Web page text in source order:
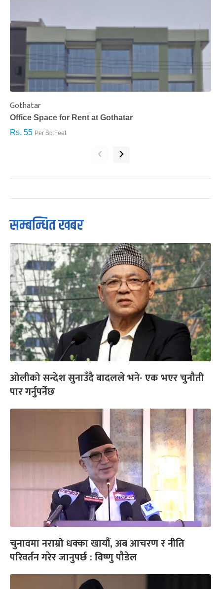
Gothatar
Office Space for Rent at Gothatar
Rs. 55 Per Sq.Feet
‹ ›
सम्बन्धित खबर
ओलीको सन्देश सुनाउँदै बादलले भने- एक भएर चुनौती
पार गर्नुपर्नेछ
चुनावमा नराम्रो धक्का खायौं, अब आचरण र नीति
परिवर्तन गरेर जानुपर्छ : विष्णु पौडेल